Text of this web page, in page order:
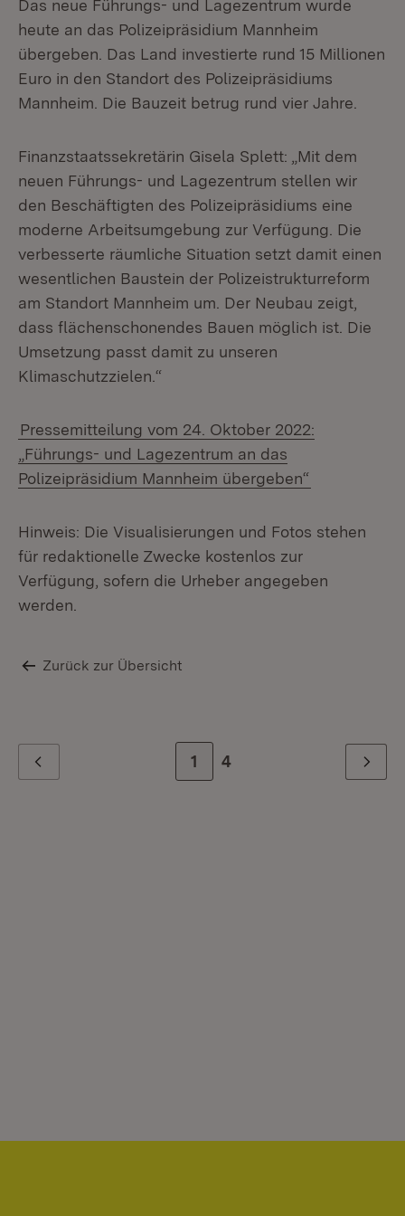
Das neue Führungs- und Lagezentrum wurde
heute an das Polizeipräsidium Mannheim
übergeben. Das Land investierte rund 15 Millionen
Euro in den Standort des Polizeipräsidiums
Mannheim. Die Bauzeit betrug rund vier Jahre.
Finanzstaatssekretärin Gisela Splett: „Mit dem
neuen Führungs- und Lagezentrum stellen wir
den Beschäftigten des Polizeipräsidiums eine
moderne Arbeitsumgebung zur Verfügung. Die
verbesserte räumliche Situation setzt damit einen
wesentlichen Baustein der Polizeistrukturreform
am Standort Mannheim um. Der Neubau zeigt,
dass flächenschonendes Bauen möglich ist. Die
Umsetzung passt damit zu unseren
Klimaschutzzielen.“
Pressemitteilung vom 24. Oktober 2022:
„Führungs- und Lagezentrum an das
Polizeipräsidium Mannheim übergeben“
Hinweis: Die Visualisierungen und Fotos stehen
für redaktionelle Zwecke kostenlos zur
Verfügung, sofern die Urheber angegeben
werden.
Zurück zur Übersicht
Zur Seite
1 Zur letzten Seite
4 Weiter